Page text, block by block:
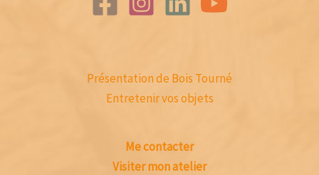
Présentation de Bois Tourné
Entretenir vos objets
Me contacter
Visiter mon atelier